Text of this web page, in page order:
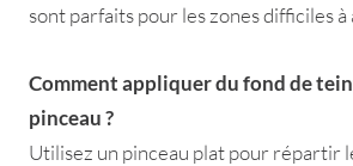
sont parfaits pour les zones difficiles
Comment appliquer du fond de
pinceau ?
Utilisez un pinceau plat pour répartir